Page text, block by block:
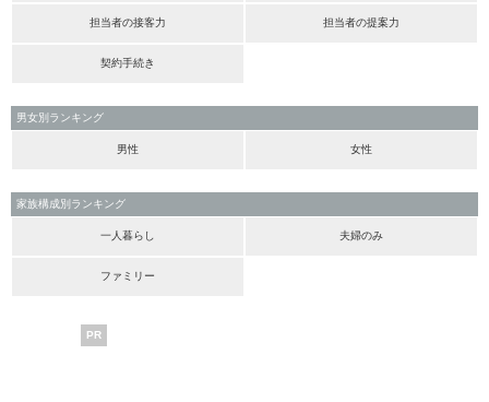
担当者の接客力 担当者の提案力
契約手続き
男女別ランキング
男性 女性
家族構成別ランキング
一人暮らし 夫婦のみ
ファミリー
PR